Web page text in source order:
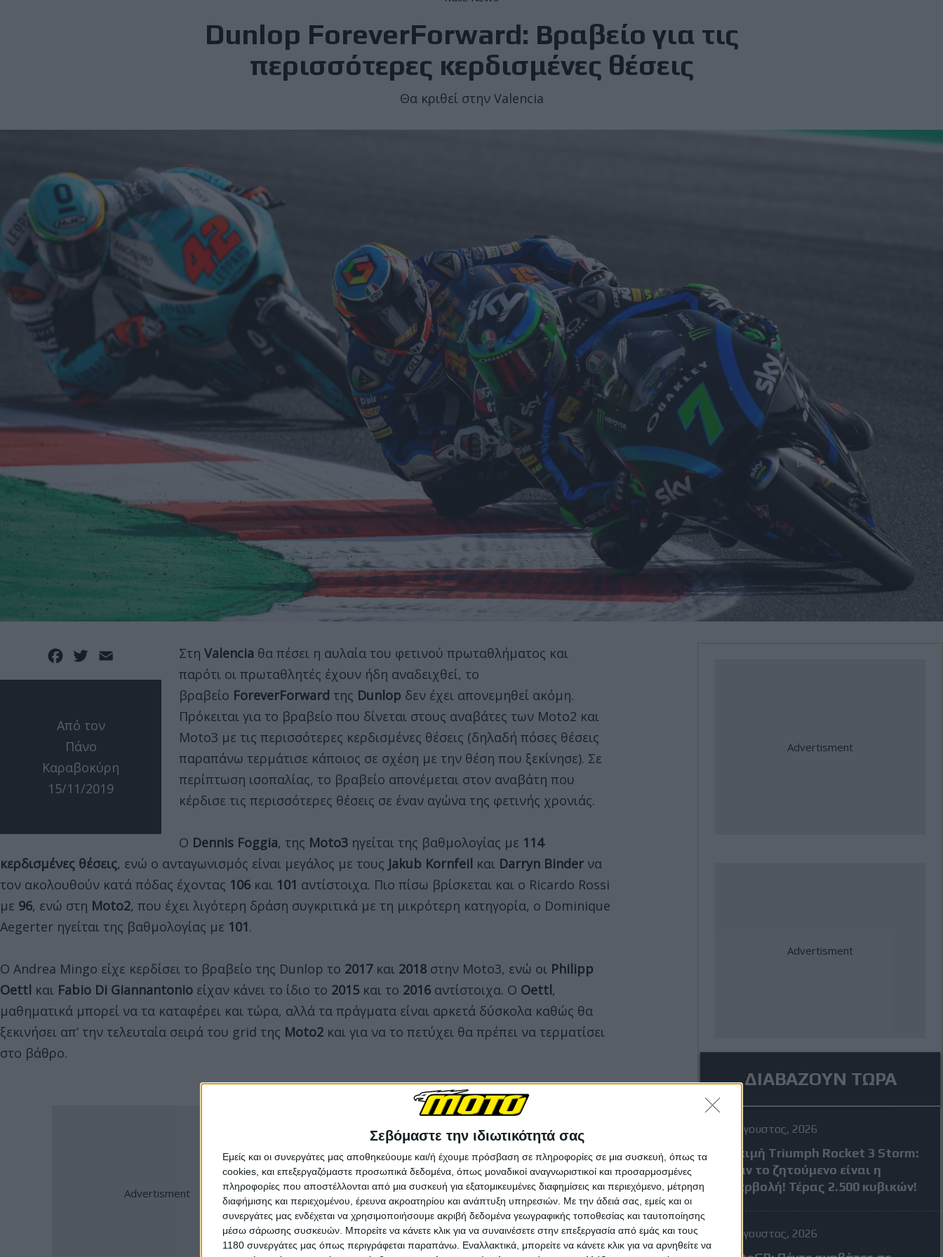
Σεβόμαστε την ιδιωτικότητά σας
Εμείς και οι συνεργάτες μας αποθηκεύουμε και/ή έχουμε πρόσβαση σε πληροφορίες σε μια συσκευή, όπως τα
cookies, και επεξεργαζόμαστε προσωπικά δεδομένα, όπως μοναδικοί αναγνωριστικοί και προσαρμοσμένες
πληροφορίες που αποστέλλονται από μια συσκευή για εξατομικευμένες διαφημίσεις και περιεχόμενο, μέτρηση
διαφήμισης και περιεχομένου, έρευνα ακροατηρίου και ανάπτυξη υπηρεσιών. Με την άδειά σας, εμείς και οι
συνεργάτες μας ενδέχεται να χρησιμοποιήσουμε ακριβή δεδομένα γεωγραφικής τοποθεσίας και ταυτοποίησης
μέσω σάρωσης συσκευών. Μπορείτε να κάνετε κλικ για να συναινέσετε στην επεξεργασία από εμάς και τους
1180 συνεργάτες μας όπως περιγράφεται παραπάνω. Εναλλακτικά, μπορείτε να κάνετε κλικ για να αρνηθείτε να
Dunlop ForeverForward: Βραβείο για τις
περισσότερες κερδισμένες θέσεις
Θα κριθεί στην Valencia
Facebook
Twitter
Από τον
Πάνο
Καραβοκύρη
15/11/2019
Στη Valencia θα πέσει η αυλαία του φετινού πρωταθλήματος και
παρότι οι πρωταθλητές έχουν ήδη αναδειχθεί, το
βραβείο ForeverForward της Dunlop δεν έχει απονεμηθεί ακόμη.
Πρόκειται για το βραβείο που δίνεται στους αναβάτες των Moto2 και
Moto3 με τις περισσότερες κερδισμένες θέσεις (δηλαδή πόσες θέσεις
παραπάνω τερμάτισε κάποιος σε σχέση με την θέση που ξεκίνησε). Σε
περίπτωση ισοπαλίας, το βραβείο απονέμεται στον αναβάτη που
κέρδισε τις περισσότερες θέσεις σε έναν αγώνα της φετινής χρονιάς.
Ο Dennis Foggia, της Moto3 ηγείται της βαθμολογίας με 114
κερδισμένες θέσεις, ενώ ο ανταγωνισμός είναι μεγάλος με τους Jakub Kornfeil και Darryn Binder να
τον ακολουθούν κατά πόδας έχοντας 106 και 101 αντίστοιχα. Πιο πίσω βρίσκεται και ο Ricardo Rossi
με 96, ενώ στη Moto2, που έχει λιγότερη δράση συγκριτικά με τη μικρότερη κατηγορία, ο Dominique
Aegerter ηγείται της βαθμολογίας με 101.
Ο Andrea Mingo είχε κερδίσει το βραβείο της Dunlop το 2017 και 2018 στην Moto3, ενώ οι Philipp
Oettl και Fabio Di Giannantonio είχαν κάνει το ίδιο το 2015 και το 2016 αντίστοιχα. Ο Oettl ,
μαθηματικά μπορεί να τα καταφέρει και τώρα, αλλά τα πράγματα είναι αρκετά δύσκολα καθώς θα
ξεκινήσει απ’ την τελευταία σειρά του grid της Moto2 και για να το πετύχει θα πρέπει να τερματίσει
στο βάθρο.
ΔΙΑΒΑΖΟΥΝ ΤΩΡΑ
4 Αύγουστος, 2026
Δοκιμή Triumph Rocket 3 Storm:
Όταν το ζητούμενο είναι η
υπερβολή! Τέρας 2.500 κυβικών!
4 Αύγουστος, 2026